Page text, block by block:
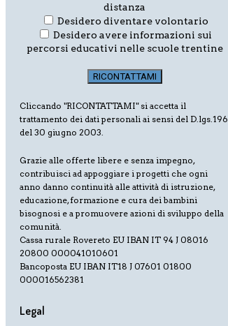
distanza
Desidero diventare volontario
Desidero avere informazioni sui
percorsi educativi nelle scuole trentine
Cliccando "RICONTATTAMI" si accetta il
trattamento dei dati personali ai sensi del D.lgs.196
del 30 giugno 2003.
Grazie alle offerte libere e senza impegno,
contribuisci ad appoggiare i progetti che ogni
anno danno continuità alle attività di istruzione,
educazione, formazione e cura dei bambini
bisognosi e a promuovere azioni di sviluppo della
comunità.
Cassa rurale Rovereto EU IBAN IT 94 J 08016
20800 000041010601
Bancoposta EU IBAN IT18 J 07601 01800
000016562381
Legal